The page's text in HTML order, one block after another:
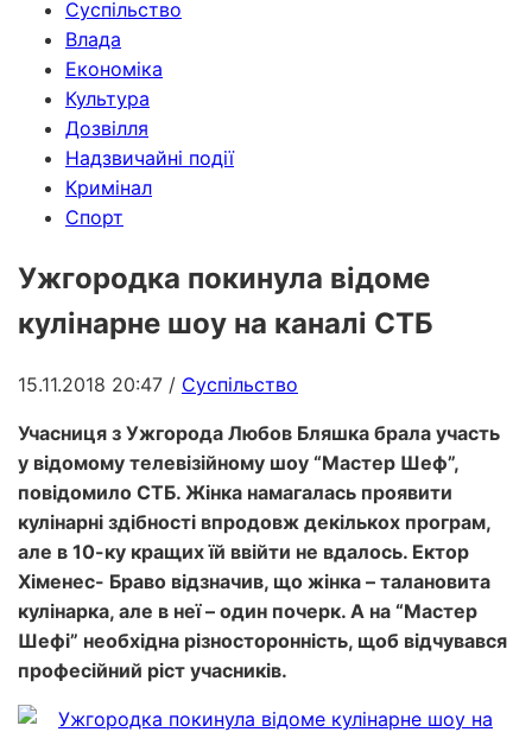
Суспільство
Влада
Економіка
Культура
Дозвілля
Надзвичайні події
Кримінал
Спорт
Ужгородка покинула відоме
кулінарне шоу на каналі СТБ
15.11.2018 20:47 / Суспільство
Учасниця з Ужгорода Любов Бляшка брала участь
у відомому телевізійному шоу “Мастер Шеф”,
повідомило СТБ. Жінка намагалась проявити
кулінарні здібності впродовж декількох програм,
але в 10-ку кращих їй ввійти не вдалось. Ектор
Хіменес- Браво відзначив, що жінка – талановита
кулінарка, але в неї – один почерк. А на “Мастер
Шефі” необхідна різносторонність, щоб відчувався
професійний ріст учасників.